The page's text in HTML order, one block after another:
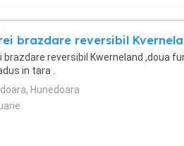
brazdare reversibil
brazdare reversibil Kwerneland ,doua
in tara .
Hunedoara